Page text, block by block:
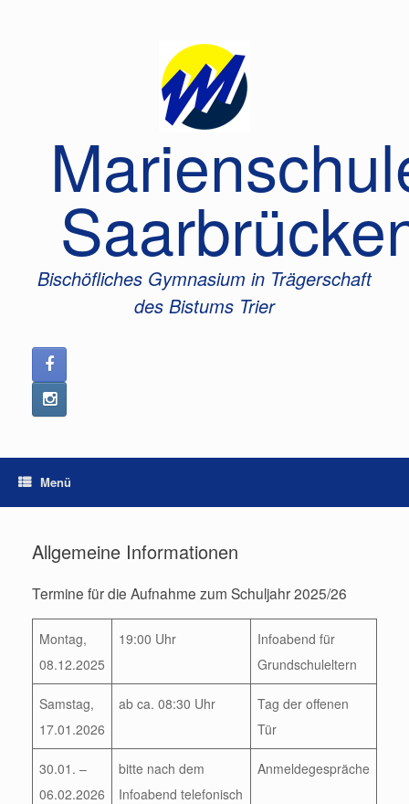
Bischöfliches Gymnasium in Trägerschaft
des Bistums Trier
Menü
Allgemeine Informationen
Termine für die Aufnahme zum Schuljahr 2025/26
Montag,
08.12.2025
19:00 Uhr
Infoabend für
Grundschuleltern
Samstag,
17.01.2026
ab ca. 08:30 Uhr
Tag der offenen
Tür
30.01. –
06.02.2026
bitte nach dem
Infoabend telefonisch
Anmeldegespräche